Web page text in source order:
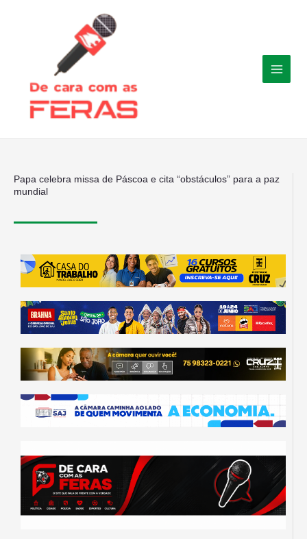
Papa celebra missa de Páscoa e cita “obstáculos” para a paz
mundial